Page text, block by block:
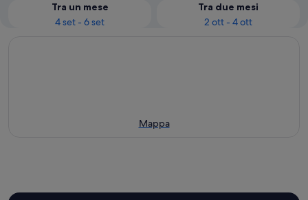
Tra un mese
4 set - 6 set
Tra due mesi
2 ott - 4 ott
Mappa